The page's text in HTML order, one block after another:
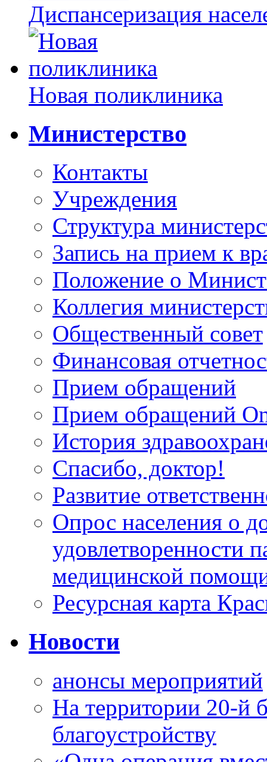
Диспансеризация
Новая поликлиника
Министерство
Контакты
Учреждения
Структура
Запись на прием к
Положение о
Коллегия
Общественный совет
Финансовая
Прием обращений
Прием обращений
История
Спасибо, доктор!
Развитие
Опрос населения о
удовлетворенности
медицинской
Ресурсная карта
Новости
анонсы мероприятий
На территории 20-й
благоустройству